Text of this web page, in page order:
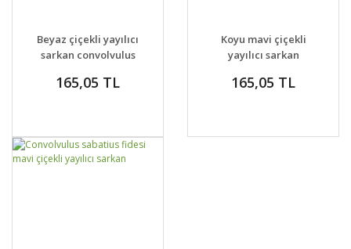
DETAYLAR
VER
Beyaz çiçekli yayılıcı
sarkan convolvulus
165,05 TL
DETAYLAR
VER
Koyu mavi çiçekli
yayılıcı sarkan
fidesi
165,05 TL